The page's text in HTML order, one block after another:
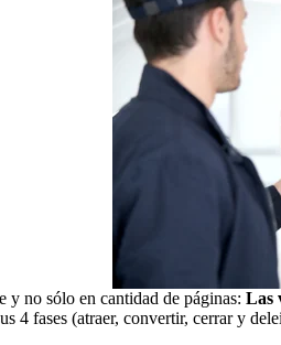
y no sólo en cantidad de páginas:Las
4 fases (atraer, convertir, cerrar y